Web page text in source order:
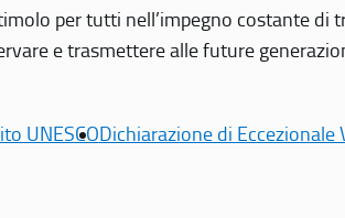
per tutti nell’impegno costante di
e trasmettere alle future
UNESCODichiarazione di Eccezionale